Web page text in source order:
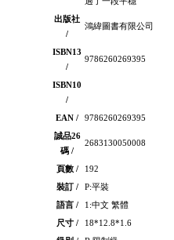
出版社
/
鴻緯圖書有限公司
ISBN13
/
9786260269395
ISBN10
/
EAN /
9786260269395
誠品26
碼 /
2683130050008
頁數 /
192
裝訂 /
P:平裝
語言 /
1:中文 繁體
尺寸 /
18*12.8*1.6